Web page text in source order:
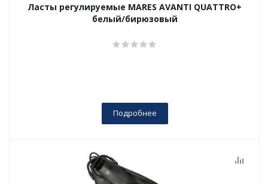
Ласты регулируемые MARES AVANTI QUATTRO+
белый/бирюзовый
Подробнее